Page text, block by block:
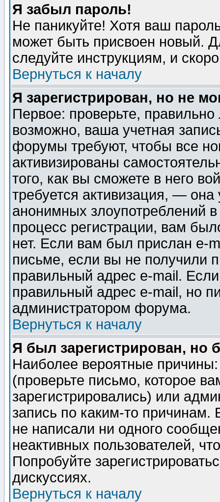
Я забыл пароль!
Не паникуйте! Хотя ваш
может быть присвоен новый.
следуйте инструкциям, и
Вернуться к началу
Я зарегистрирован, но не
Первое: проверьте,
возможно, ваша учетная
форумы требуют, чтобы все
активизированы
того, как вы сможете в него
требуется активизация, —
анонимных злоупотреблений
процесс регистрации, вам
нет. Если вам был прислан e-
письме, если вы не получили
правильный адрес e-mail.
правильный адрес e-mail, но
администратором форума.
Вернуться к началу
Я был зарегистрирован, но
Наиболее вероятные
(проверьте письмо, которое
зарегистрировались) или
запись по каким-то
не написали ни одного
неактивных пользователей,
Попробуйте
дискуссиях.
Вернуться к началу